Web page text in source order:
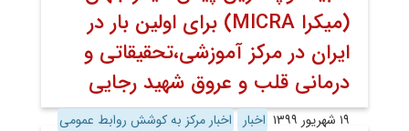
(میکرا MICRA) برای اولین بار در
ایران در مرکز آموزشی،تحقیقاتی و
درمانی قلب و عروق شهید رجایی
۱۹ شهریور ۱۳۹۹ اخبار
اخبار مرکز به کوشش روابط عمومی